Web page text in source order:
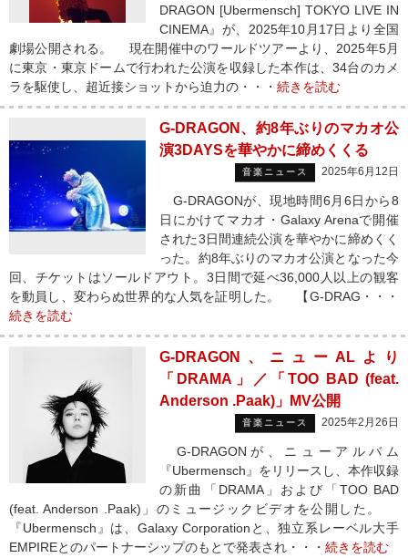
DRAGON [Ubermensch] TOKYO LIVE IN
CINEMA』が、2025年10月17日より全国
劇場公開される。 現在開催中のワールドツアーより、2025年5月
に東京・東京ドームで行われた公演を収録した本作は、34台のカメ
ラを駆使し、超近接ショットから迫力の・・・ 続きを読む
G-DRAGON、約8年ぶりのマカオ公
演3DAYSを華やかに締めくくる
音楽ニュース 2025年6月12日
G-DRAGONが、現地時間6月6日から8
日にかけてマカオ・Galaxy Arenaで開催
された3日間連続公演を華やかに締めくく
った。約8年ぶりのマカオ公演となった今
回、チケットはソールドアウト。3日間で延べ36,000人以上の観客
を動員し、変わらぬ世界的な人気を証明した。 【G-DRAG・・・
続きを読む
G-DRAGON、ニューALより
「DRAMA」／「TOO BAD (feat.
Anderson .Paak)」MV公開
音楽ニュース 2025年2月26日
G-DRAGONが、ニューアルバム
『Ubermensch』をリリースし、本作収録
の新曲「DRAMA」および「TOO BAD
(feat. Anderson .Paak)」のミュージックビデオを公開した。
『Ubermensch』は、Galaxy Corporationと、独立系レーベル大手
EMPIREとのパートナーシップのもとで発表され・・・ 続きを読む